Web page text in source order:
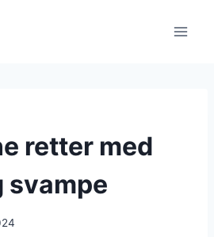
retter med
svampe